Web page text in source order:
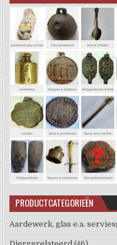
PRODUCTCATEGORIEËN
Aardewerk, glas e.a.